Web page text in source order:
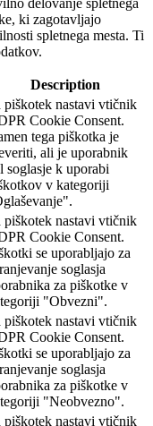
delovanje spletnega
ki zagotavljajo
spletnega mesta. Ti
Description
piškotek nastavi vtičnik
Cookie Consent.
tega piškotka je
ali je uporabnik
soglasje k uporabi
v kategoriji
piškotek nastavi vtičnik
Cookie Consent.
se uporabljajo za
soglasja
za piškotke v
"Obvezni".
piškotek nastavi vtičnik
Cookie Consent.
se uporabljajo za
soglasja
za piškotke v
"Neobvezno".
piškotek nastavi vtičnik